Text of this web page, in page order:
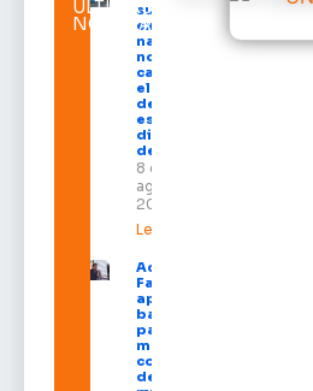
ÚLTIMAS
NOTÍCIAS
suspende
expediente
na sede e
nos
cartórios
eleitorais
de todo o
estado nos
dias 10 e 11
de agosto
8 de
agosto de
2026
Leia mais »
Acácio
Favacho
apresenta
balanço
parcial do
mandato
com mais
de R$ 668